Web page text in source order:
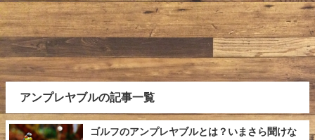
アンプレヤブルの記事一覧
ゴルフのアンプレヤブルとは？いまさら聞けな